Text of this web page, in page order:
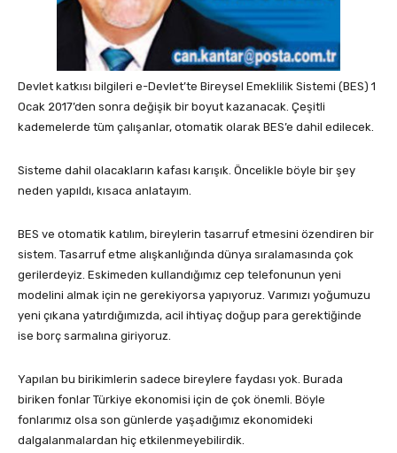
Devlet katkısı bilgileri e-Devlet’te Bireysel Emeklilik Sistemi (BES) 1
Ocak 2017’den sonra değişik bir boyut kazanacak. Çeşitli
kademelerde tüm çalışanlar, otomatik olarak BES’e dahil edilecek.
Sisteme dahil olacakların kafası karışık. Öncelikle böyle bir şey
neden yapıldı, kısaca anlatayım.
BES ve otomatik katılım, bireylerin tasarruf etmesini özendiren bir
sistem. Tasarruf etme alışkanlığında dünya sıralamasında çok
gerilerdeyiz. Eskimeden kullandığımız cep telefonunun yeni
modelini almak için ne gerekiyorsa yapıyoruz. Varımızı yoğumuzu
yeni çıkana yatırdığımızda, acil ihtiyaç doğup para gerektiğinde
ise borç sarmalına giriyoruz.
Yapılan bu birikimlerin sadece bireylere faydası yok. Burada
biriken fonlar Türkiye ekonomisi için de çok önemli. Böyle
fonlarımız olsa son günlerde yaşadığımız ekonomideki
dalgalanmalardan hiç etkilenmeyebilirdik.